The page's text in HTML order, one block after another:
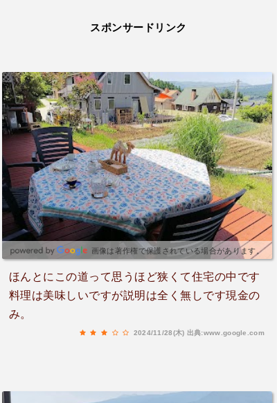
スポンサードリンク
画像は著作権で保護されている場合があります。
ほんとにこの道って思うほど狭くて住宅の中です
料理は美味しいですが説明は全く無しです現金の
み。
2024/11/28(木) 出典:www.google.com